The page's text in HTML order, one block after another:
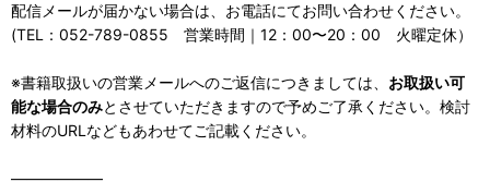
配信メールが届かない場合は、お電話にてお問い合わせください。
(TEL：052-789-0855 営業時間｜12：00〜20：00 火曜定休）
※書籍取扱いの営業メールへのご返信につきましては、 お取扱い可
能な場合のみとさせていただきますので予めご了承ください。検討
材料のURLなどもあわせてご記載ください。
――――――